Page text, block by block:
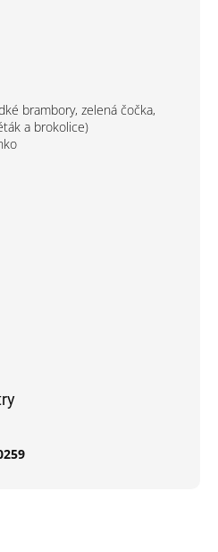
brambory, zelená čočka,
a brokolice)